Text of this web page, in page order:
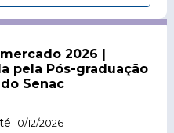
2026 |
pela Pós-graduação
Senac
10/12/2026